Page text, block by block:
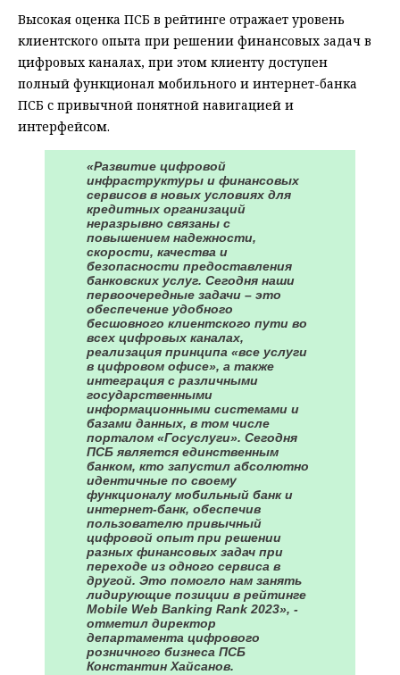
Высокая оценка ПСБ в рейтинге отражает уровень
клиентского опыта при решении финансовых задач в
цифровых каналах, при этом клиенту доступен
полный функционал мобильного и интернет-банка
ПСБ с привычной понятной навигацией и
интерфейсом.
«Развитие цифровой
инфраструктуры и финансовых
сервисов в новых условиях для
кредитных организаций
неразрывно связаны с
повышением надежности,
скорости, качества и
безопасности предоставления
банковских услуг. Сегодня наши
первоочередные задачи – это
обеспечение удобного
бесшовного клиентского пути во
всех цифровых каналах,
реализация принципа «все услуги
в цифровом офисе», а также
интеграция с различными
государственными
информационными системами и
базами данных, в том числе
порталом «Госуслуги». Сегодня
ПСБ является единственным
банком, кто запустил абсолютно
идентичные по своему
функционалу мобильный банк и
интернет-банк, обеспечив
пользователю привычный
цифровой опыт при решении
разных финансовых задач при
переходе из одного сервиса в
другой. Это помогло нам занять
лидирующие позиции в рейтинге
Mobile Web Banking Rank 2023», -
отметил директор
департамента цифрового
розничного бизнеса ПСБ
Константин Хайсанов.